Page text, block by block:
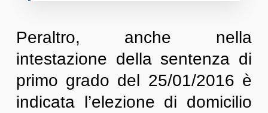
Peraltro, anche nella
intestazione della sentenza di
primo grado del 25/01/2016 è
indicata l’elezione di domicilio